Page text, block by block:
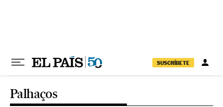
SUSCRÍBETE
Palhaços